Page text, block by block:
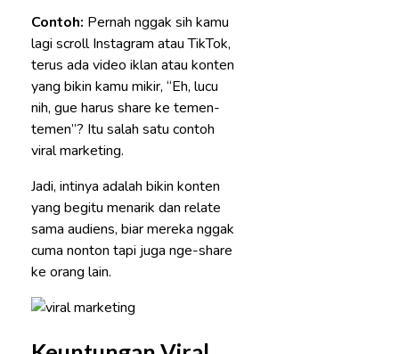
Contoh: Pernah nggak sih kamu
lagi scroll Instagram atau TikTok,
terus ada video iklan atau konten
yang bikin kamu mikir, “Eh, lucu
nih, gue harus share ke temen-
temen”? Itu salah satu contoh
viral marketing.
Jadi, intinya adalah bikin konten
yang begitu menarik dan relate
sama audiens, biar mereka nggak
cuma nonton tapi juga nge-share
ke orang lain.